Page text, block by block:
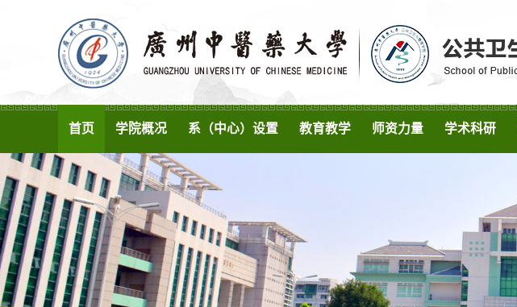
首页 学院概况 系（中心）设置 教育教学 师资力量 学术科研